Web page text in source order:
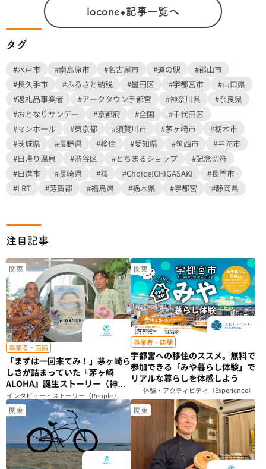
locone+記事一覧へ
タグ
#水戸市 #南島原市 #名古屋市 #道の駅
#郡山市
#長久手市
#ふるさと納税 #墨田区 #宇都宮市
#山口県
#返礼品事業者
#アークタウン宇都宮 #神奈川県
#奈良県
#おとなりサンデー
#京都府 #全国
#千代田区
#マンホール
#東京都 #須賀川市 #茅ヶ崎市
#栃木市
#茨城県
#長野県 #移住 #愛知県 #筑西市
#宇陀市
#日帰り温泉
#渋谷区 #とちまるショップ
#記念切符
#日進市
#長崎県 #桜 #Choice!CHIGASAKI
#長門市
#LRT
#芳賀郡 #福島県 #栃木県 #宇都宮 #静岡県
注目記事
関東
事業者・店舗
「まずは一回来てみ！」茅ヶ崎ら
しさが詰まっていた『茅ヶ崎
ALOHA』誕生ストーリー（神奈
川県）
インタビュー・ストーリー（People /
Story）
関東
事業者・店舗
宇都宮への移住のススメ。無料で
参加できる「みや暮らし体験」で
リアルな暮らしを体感しよう
体験・アクティビティ（Experience）
関東 関東